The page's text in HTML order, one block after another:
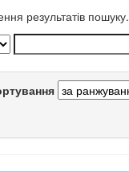
результатів пошуку.